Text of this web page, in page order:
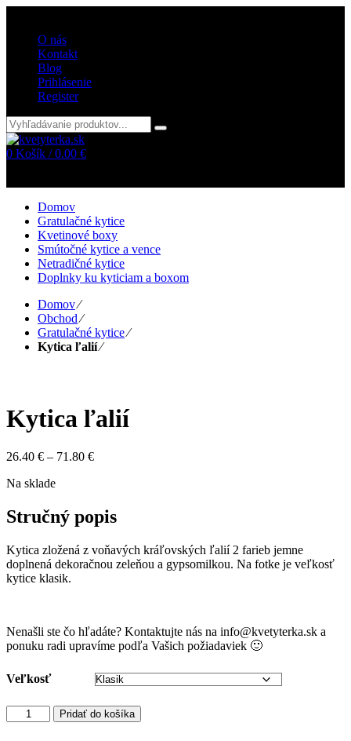
O nás
Kontakt
Blog
Prihlásenie
Register
0 Košík /0.00 €
Domov
Gratulačné kytice
Kvetinové boxy
Smútočné kytice a vence
Netradičné kytice
Doplnky ku kyticiam a boxom
Domov⁄
Obchod ⁄
Gratulačné kytice⁄
Kytica ľalií⁄
Kytica ľalií
26.40 € – 71.80 €Price
71.80 €
Na sklade
Stručný popis
Kytica zložená z voňavých kráľovských ľalií 2 farieb jemne
doplnená dekoračnou zeleňou a gypsomilkou. Na fotke je veľkosť
kytice klasik.
Nenašli ste čo hľadáte? Kontaktujte nás na info@kvetyterka.sk a
ponuku radi upravíme podľa Vašich požiadaviek 🙂
Veľkosť
Pridať do košíka